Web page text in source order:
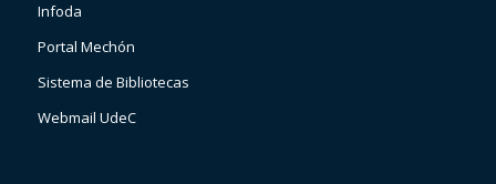
Infoda
Portal Mechón
Sistema de Bibliotecas
Webmail UdeC